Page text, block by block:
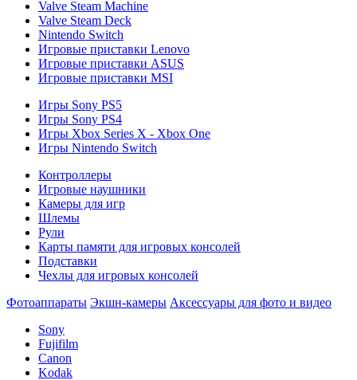
Valve Steam Machine
Valve Steam Deck
Nintendo Switch
Игровые приставки Lenovo
Игровые приставки ASUS
Игровые приставки MSI
Игры Sony PS5
Игры Sony PS4
Игры Xbox Series X - Xbox One
Игры Nintendo Switch
Контроллеры
Игровые наушники
Камеры для игр
Шлемы
Рули
Карты памяти для игровых консолей
Подставки
Чехлы для игровых консолей
Фотоаппараты Экшн-камеры Аксессуары для фото и видео
Sony
Fujifilm
Canon
Kodak